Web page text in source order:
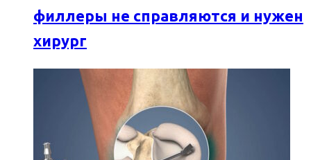
филлеры не справляются и нужен
хирург